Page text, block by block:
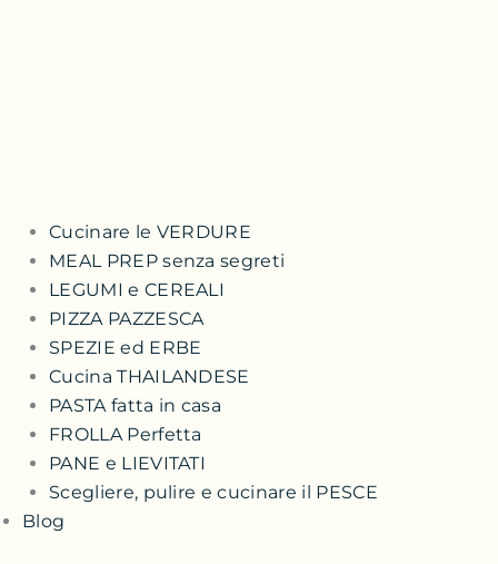
Cucinare le VERDURE
MEAL PREP senza segreti
LEGUMI e CEREALI
PIZZA PAZZESCA
SPEZIE ed ERBE
Cucina THAILANDESE
PASTA fatta in casa
FROLLA Perfetta
PANE e LIEVITATI
Scegliere, pulire e cucinare il PESCE
Blog